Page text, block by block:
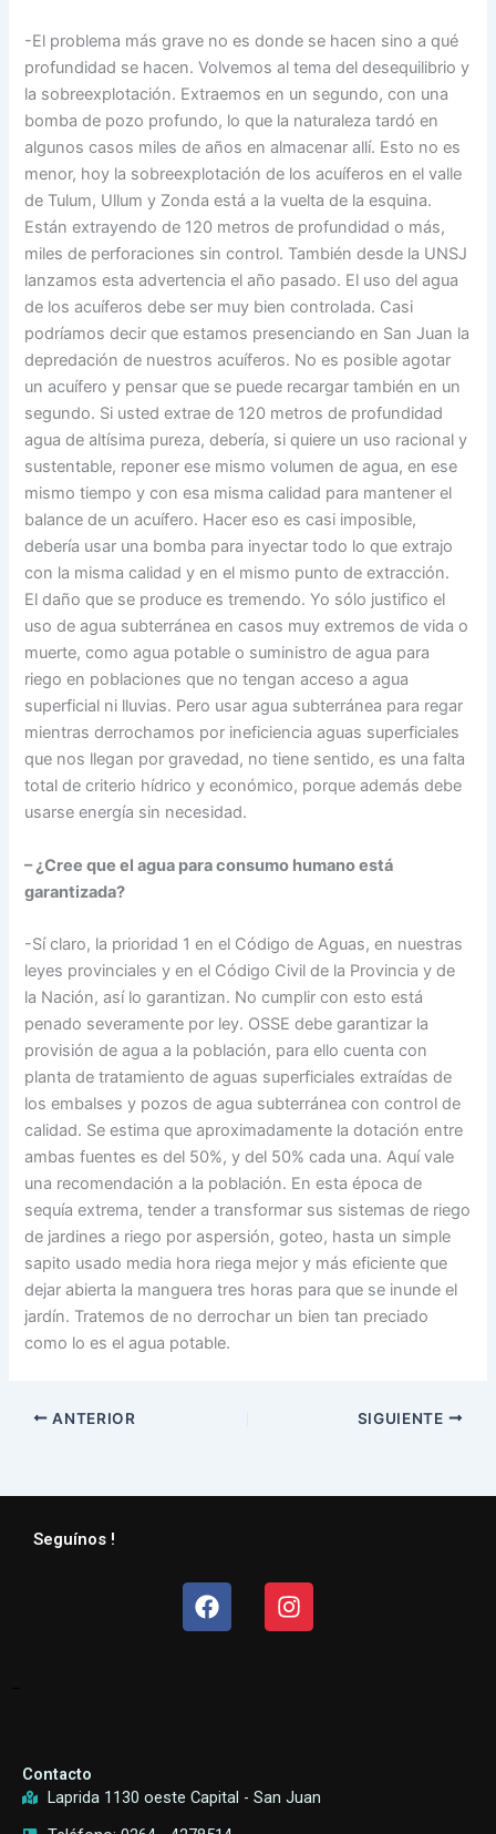
-El problema más grave no es donde se hacen sino a qué
profundidad se hacen. Volvemos al tema del desequilibrio y
la sobreexplotación. Extraemos en un segundo, con una
bomba de pozo profundo, lo que la naturaleza tardó en
algunos casos miles de años en almacenar allí. Esto no es
menor, hoy la sobreexplotación de los acuíferos en el valle
de Tulum, Ullum y Zonda está a la vuelta de la esquina.
Están extrayendo de 120 metros de profundidad o más,
miles de perforaciones sin control. También desde la UNSJ
lanzamos esta advertencia el año pasado. El uso del agua
de los acuíferos debe ser muy bien controlada. Casi
podríamos decir que estamos presenciando en San Juan la
depredación de nuestros acuíferos. No es posible agotar
un acuífero y pensar que se puede recargar también en un
segundo. Si usted extrae de 120 metros de profundidad
agua de altísima pureza, debería, si quiere un uso racional y
sustentable, reponer ese mismo volumen de agua, en ese
mismo tiempo y con esa misma calidad para mantener el
balance de un acuífero. Hacer eso es casi imposible,
debería usar una bomba para inyectar todo lo que extrajo
con la misma calidad y en el mismo punto de extracción.
El daño que se produce es tremendo. Yo sólo justifico el
uso de agua subterránea en casos muy extremos de vida o
muerte, como agua potable o suministro de agua para
riego en poblaciones que no tengan acceso a agua
superficial ni lluvias. Pero usar agua subterránea para regar
mientras derrochamos por ineficiencia aguas superficiales
que nos llegan por gravedad, no tiene sentido, es una falta
total de criterio hídrico y económico, porque además debe
usarse energía sin necesidad.
– ¿Cree que el agua para consumo humano está
garantizada?
-Sí claro, la prioridad 1 en el Código de Aguas, en nuestras
leyes provinciales y en el Código Civil de la Provincia y de
la Nación, así lo garantizan. No cumplir con esto está
penado severamente por ley. OSSE debe garantizar la
provisión de agua a la población, para ello cuenta con
planta de tratamiento de aguas superficiales extraídas de
los embalses y pozos de agua subterránea con control de
calidad. Se estima que aproximadamente la dotación entre
ambas fuentes es del 50%, y del 50% cada una. Aquí vale
una recomendación a la población. En esta época de
sequía extrema, tender a transformar sus sistemas de riego
de jardines a riego por aspersión, goteo, hasta un simple
sapito usado media hora riega mejor y más eficiente que
dejar abierta la manguera tres horas para que se inunde el
jardín. Tratemos de no derrochar un bien tan preciado
como lo es el agua potable.
ANTERIOR SIGUIENTE
Seguínos !
Contacto
Laprida 1130 oeste Capital - San Juan